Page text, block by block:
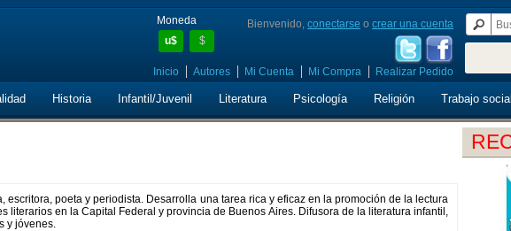
Moneda
u$
$
Bienvenido, conectarse o crear una cuenta
Inicio Autores Mi Cuenta Mi Compra Realizar Pedido
Historia Infantil/Juvenil Literatura Psicología Religión Trabajo social
escritora, poeta y periodista. Desarrolla una tarea rica y eficaz en la promoción de la lectura
literarios en la Capital Federal y provincia de Buenos Aires. Difusora de la literatura infantil,
y jóvenes.